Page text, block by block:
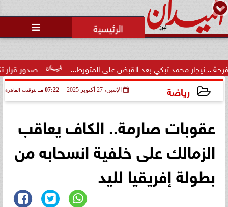

صدور قرار تكليف محمد تبكي بعد القبض على المتورط...
رياضة الإثنين، 27 أكتوبر 2025 07:22 مـ بتوقيت القاهرة
عقوبات صارمة.. الكاف يعاقب
الزمالك على خلفية انسحابه من
بطولة إفريقيا لليد